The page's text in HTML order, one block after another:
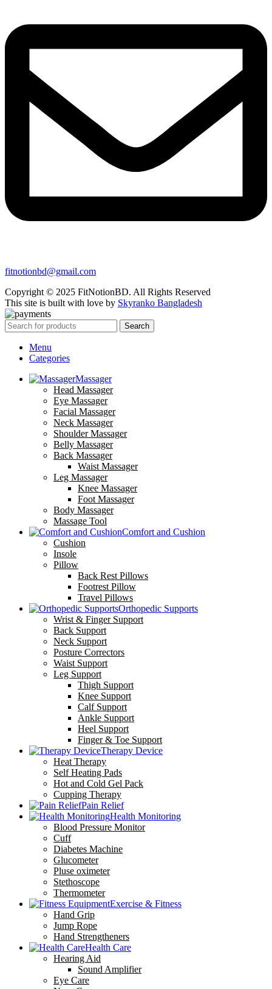
fitnotionbd@gmail.com
Copyright © 2025 FitNotionBD. All Rights Reserved
This site is built with love by Skyranko Bangladesh
Search
Menu
Categories
Massager
Head Massager
Eye Massager
Facial Massager
Neck Massager
Shoulder Massager
Belly Massager
Back Massager
Waist Massager
Leg Massager
Knee Massager
Foot Massager
Body Massager
Massage Tool
Comfort and Cushion
Cushion
Insole
Pillow
Back Rest Pillows
Footrest Pillow
Travel Pillows
Orthopedic Supports
Wrist & Finger Support
Back Support
Neck Support
Posture Correctors
Waist Support
Leg Support
Thigh Support
Knee Support
Calf Support
Ankle Support
Heel Support
Finger & Toe Support
Therapy Device
Heat Therapy
Self Heating Pads
Hot and Cold Gel Pack
Cupping Therapy
Pain Relief
Health Monitoring
Blood Pressure Monitor
Cuff
Diabetes Machine
Glucometer
Pluse oximeter
Stethoscope
Thermometer
Exercise & Fitness
Hand Grip
Jump Rope
Hand Strengtheners
Health Care
Hearing Aid
Sound Amplifier
Eye Care